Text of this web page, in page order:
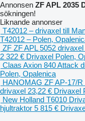
Annonsen ZF APL 2035
sökningen!
Liknande annonser
T42012 – drivaxel till
T42012 – Polen,
ZF ZF APL 5052
2 322 € Drivaxel Polen,
Claas Axion 840 Attack
Polen, Opalenica
HANOMAG ZF AP-17/
drivaxel 23,22 € Drivaxel
New Holland T6010
hjultraktor 5 815 €